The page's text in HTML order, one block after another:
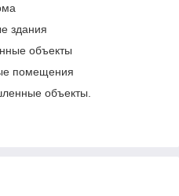
здания
объекты
помещения
объекты.